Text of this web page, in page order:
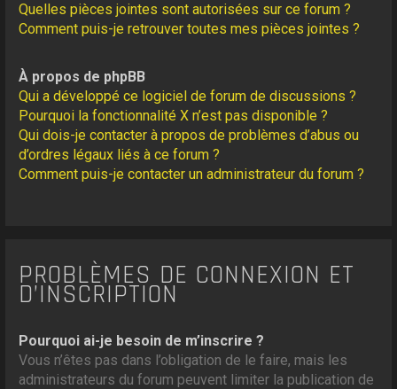
Quelles pièces jointes sont autorisées sur ce forum ?
Comment puis-je retrouver toutes mes pièces jointes ?
À propos de phpBB
Qui a développé ce logiciel de forum de discussions ?
Pourquoi la fonctionnalité X n’est pas disponible ?
Qui dois-je contacter à propos de problèmes d’abus ou
d’ordres légaux liés à ce forum ?
Comment puis-je contacter un administrateur du forum ?
PROBLÈMES DE CONNEXION ET
D’INSCRIPTION
Pourquoi ai-je besoin de m’inscrire ?
Vous n’êtes pas dans l’obligation de le faire, mais les
administrateurs du forum peuvent limiter la publication de